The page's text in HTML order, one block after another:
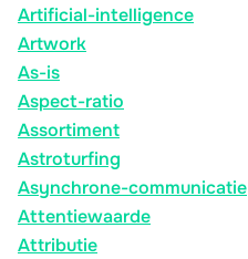
Artificial-intelligence
Artwork
As-is
Aspect-ratio
Assortiment
Astroturfing
Asynchrone-communicatie
Attentiewaarde
Attributie